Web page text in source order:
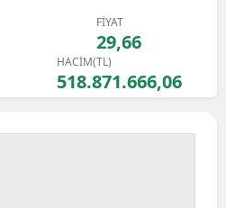
Artvin
Aydın
FİYAT
29,66
HACİM(TL)
518.871.666,06